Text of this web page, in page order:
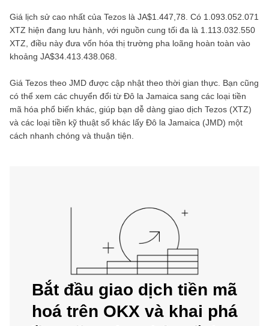
Giá lịch sử cao nhất của Tezos là JA$1.447,78 . Có 1.093.052.071
XTZ hiện đang lưu hành, với nguồn cung tối đa là 1.113.032.550
XTZ , điều này đưa vốn hóa thị trường pha loãng hoàn toàn vào
khoảng JA$34.413.438.068
Giá Tezos theo JMD được cập nhật theo thời gian thực. Bạn cũng
có thể xem các chuyển đổi từ Đô la Jamaica sang các loại tiền
mã hóa phổ biến khác, giúp bạn dễ dàng giao dịch Tezos (XTZ)
và các loại tiền kỹ thuật số khác lấy Đô la Jamaica (JMD) một
cách nhanh chóng và thuận tiện.
Bắt đầu giao dịch tiền mã
hoá trên OKX và khai phá